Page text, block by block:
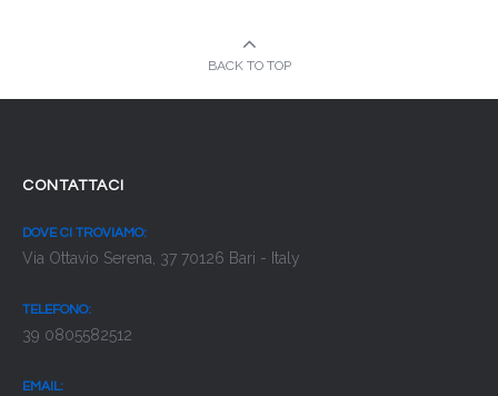
BACK TO TOP
CONTATTACI
DOVE CI TROVIAMO:
Via Ottavio Serena, 37 70126 Bari - Italy
TELEFONO:
39 0805582512
EMAIL: